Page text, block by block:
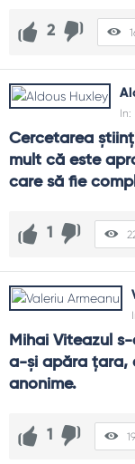
2
In:
Cercetarea
mult că este
care să fie
1
Mihai Viteazul
a-şi apăra ţara,
anonime.
1